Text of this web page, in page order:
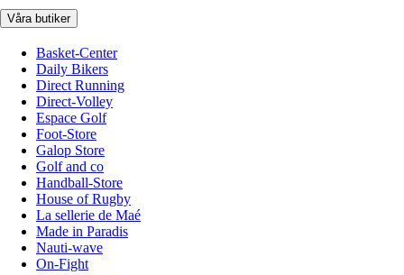
Våra butiker
Basket-Center
Daily Bikers
Direct Running
Direct-Volley
Espace Golf
Foot-Store
Galop Store
Golf and co
Handball-Store
House of Rugby
La sellerie de Maé
Made in Paradis
Nauti-wave
On-Fight